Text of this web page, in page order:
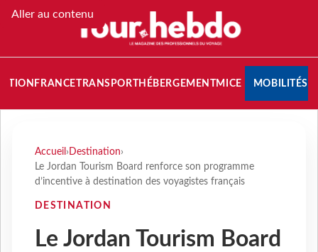
Aller au contenu
FRANCETRANSPORT HÉBERGEMENTMICE MOBILITÉS
Accueil › Destination›
Le Jordan Tourism Board renforce son programme
d’incentive à destination des voyagistes français
DESTINATION
Le Jordan Tourism Board